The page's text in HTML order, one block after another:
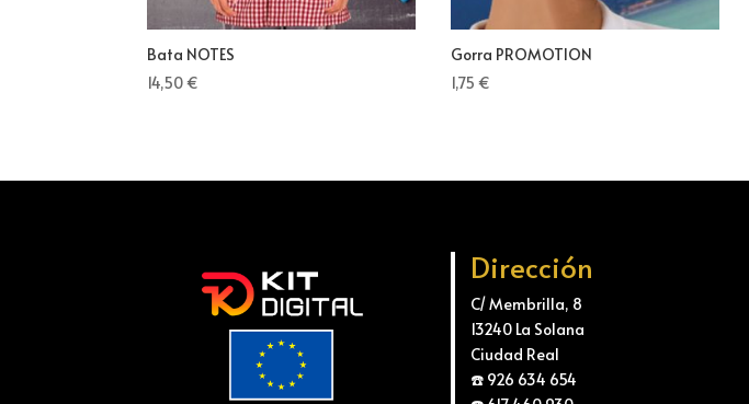
Bata NOTES
14,50€
Gorra PROMOTION
1,75€
Dirección
C/ Membrilla, 8
13240 La Solana
Ciudad Real
☎️ 926 634 654